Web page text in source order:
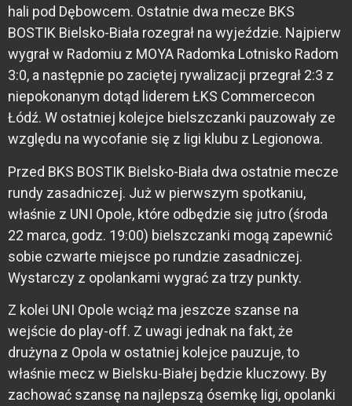
hali pod Dębowcem. Ostatnie dwa mecze BKS
BOSTIK Bielsko-Biała rozegrał na wyjeździe. Najpierw
wygrał w Radomiu z MOYA Radomka Lotnisko Radom
3:0, a następnie po zaciętej rywalizacji przegrał 2:3 z
niepokonanym dotąd liderem ŁKS Commercecon
Łódź. W ostatniej kolejce bielszczanki pauzowały ze
względu na wycofanie się z ligi klubu z Legionowa.
Przed BKS BOSTIK Bielsko-Biała dwa ostatnie mecze
rundy zasadniczej. Już w pierwszym spotkaniu,
właśnie z UNI Opole, które odbędzie się jutro (środa
22 marca, godz. 19:00) bielszczanki mogą zapewnić
sobie czwarte miejsce po rundzie zasadniczej.
Wystarczy z opolankami wygrać za trzy punkty.
Z kolei UNI Opole wciąż ma jeszcze szanse na
wejście do play-off. Z uwagi jednak na fakt, że
drużyna z Opola w ostatniej kolejce pauzuje, to
właśnie mecz w Bielsku-Białej będzie kluczowy. By
zachować szansę na najlepszą ósemkę ligi, opolanki